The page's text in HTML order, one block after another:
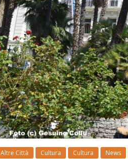
Altre Città Cultura Cultura News